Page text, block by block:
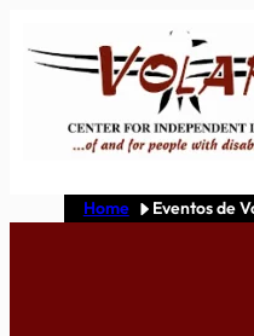
Home Eventos de